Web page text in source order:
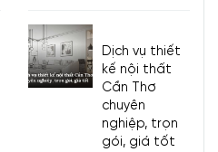
Dịch vụ thiết
kế nội thất
Cần Thơ
chuyên
nghiệp, trọn
gói, giá tốt